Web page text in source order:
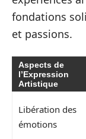
fondations
et passions.
Aspects de
l’Expression
Artistique
Libération des
émotions